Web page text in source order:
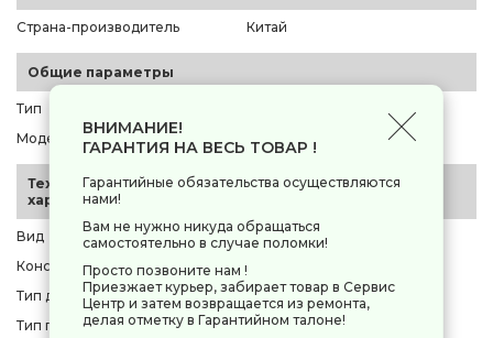
Страна-производитель Китай
Общие параметры
Тип
Модель
Технические
характеристики
Вид
ударный
Конструкция
Тип двигателя
бесщеточный
Тип патрона
квадрат 3/4""
ВНИМАНИЕ!
ГАРАНТИЯ НА ВЕСЬ ТОВАР !
Гарантийные обязательства осуществляются
нами!
Вам не нужно никуда обращаться
самостоятельно в случае поломки!
Просто позвоните нам !
Приезжает курьер, забирает товар в Сервис
Центр и затем возвращается из ремонта,
делая отметку в Гарантийном талоне!